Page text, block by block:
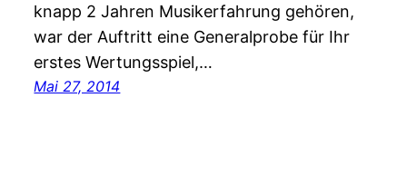
knapp 2 Jahren Musikerfahrung gehören,
war der Auftritt eine Generalprobe für Ihr
erstes Wertungsspiel,…
Mai 27, 2014